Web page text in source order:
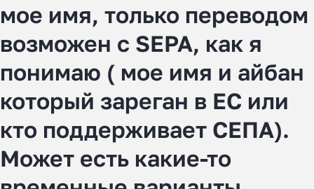
мое имя, только переводом
возможен с SEPA, как я
понимаю ( мое имя и айбан
который зареган в ЕС или
кто поддерживает СЕПА).
Может есть какие-то